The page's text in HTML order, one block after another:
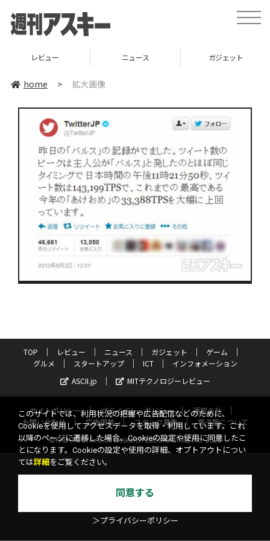
toggle
レビュー ニュース ガジェット
home > 拡大画像
TOP レビュー ニュース ガジェット
ゲーム
グルメ
スタートアップ ICT
インフォメーション
ASCII.jp
MITテクノロジーレビュー
サイトポリシー プライバシーポリシー
運営会社
お問い合わせ
広告掲載 スタッフ募集
電子版について
©KADOKAWA ASCII Research Laboratories, Inc. 2026
このサイトでは、利用状況の把握や広告配信などのために、
Cookieを使用してアクセスデータを取得・利用しています。これ
以降のページに遷移した場合、Cookieの設定や使用に同意したこ
とになります。Cookieの設定や使用の詳細、オプトアウトについ
ては詳細 をご覧ください。
同意する
＞プライバシーポリシー